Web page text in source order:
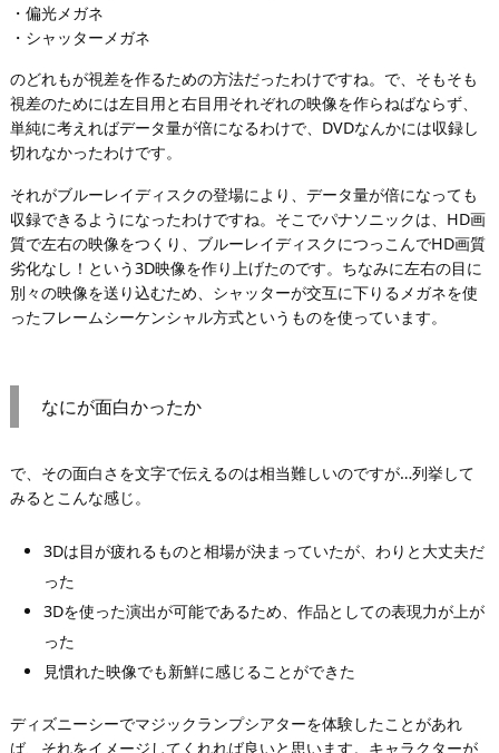
・偏光メガネ
・シャッターメガネ
のどれもが視差を作るための方法だったわけですね。で、そもそも
視差のためには左目用と右目用それぞれの映像を作らねばならず、
単純に考えればデータ量が倍になるわけで、DVDなんかには収録し
切れなかったわけです。
それがブルーレイディスクの登場により、データ量が倍になっても
収録できるようになったわけですね。そこでパナソニックは、HD画
質で左右の映像をつくり、ブルーレイディスクにつっこんでHD画質
劣化なし！という3D映像を作り上げたのです。ちなみに左右の目に
別々の映像を送り込むため、シャッターが交互に下りるメガネを使
ったフレームシーケンシャル方式というものを使っています。
なにが面白かったか
で、その面白さを文字で伝えるのは相当難しいのですが…列挙して
みるとこんな感じ。
3Dは目が疲れるものと相場が決まっていたが、わりと大丈夫だ
った
3Dを使った演出が可能であるため、作品としての表現力が上が
った
見慣れた映像でも新鮮に感じることができた
ディズニーシーでマジックランプシアターを体験したことがあれ
ば、それをイメージしてくれれば良いと思います。キャラクターが